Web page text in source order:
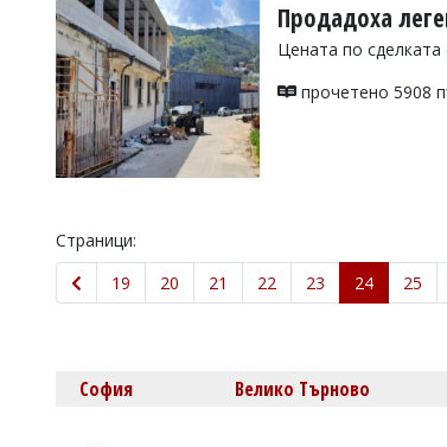
Продадоха
Цената по сделката
прочетено 5908
Страници:
19
20 21 22 23 24 25
София Велико Търново